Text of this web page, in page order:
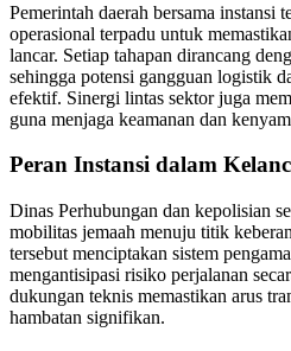
Pemerintah daerah bersama instansi
operasional terpadu untuk
lancar. Setiap tahapan dirancang
sehingga potensi gangguan logistik
efektif. Sinergi lintas sektor juga
guna menjaga keamanan dan
Peran Instansi dalam
Dinas Perhubungan dan kepolisian
mobilitas jemaah menuju titik
tersebut menciptakan sistem
mengantisipasi risiko perjalanan
dukungan teknis memastikan arus
hambatan signifikan.